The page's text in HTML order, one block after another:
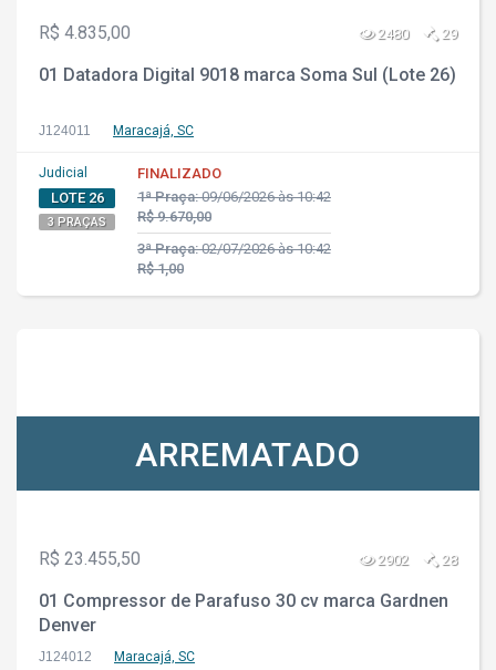
R$ 4.835,00 2480 29
01 Datadora Digital 9018 marca Soma Sul (Lote 26)
J124011 Maracajá, SC
Judicial
LOTE 26
3 PRAÇAS
FINALIZADO
1ª Praça:09/06/2026 às 10:42
R$ 9.670,00
3ª Praça:02/07/2026 às 10:42
R$ 1,00
ARREMATADO
R$ 23.455,50 2902 28
01 Compressor de Parafuso 30 cv marca Gardnen
Denver
J124012 Maracajá, SC